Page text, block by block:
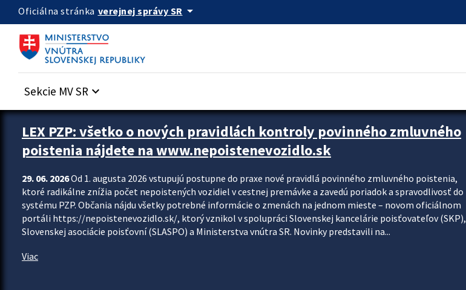
Preskocit na hlavný obsah
Oficiálna stránka verejnej správy SR arrow_drop_down
Sekcie MV SR keyboard_arrow_down
Zastavit automatický posun upútavok
LEX PZP: všetko o nových pravidlách kontroly povinného zmluvného
poistenia nájdete na www.nepoistenevozidlo.sk
29. 06. 2026Od 1. augusta 2026 vstupujú postupne do praxe nové pravidlá povinného zmluvného poistenia,
ktoré radikálne znížia počet nepoistených vozidiel v cestnej premávke a zavedú poriadok a spravodlivosť do
systému PZP. Občania nájdu všetky potrebné informácie o zmenách na jednom mieste – novom oficiálnom
portáli https://nepoistenevozidlo.sk/, ktorý vznikol v spolupráci Slovenskej kancelárie poisťovateľov (SKP),
Slovenskej asociácie poisťovní (SLASPO) a Ministerstva vnútra SR. Novinky predstavili na...
Viac